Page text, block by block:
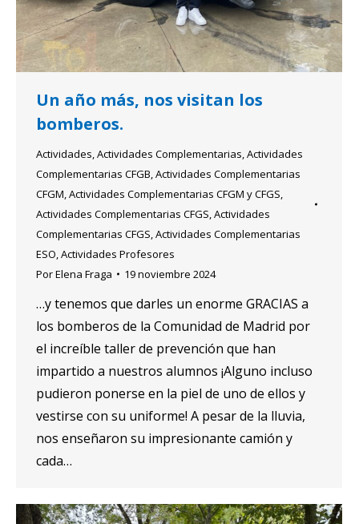
Un año más, nos visitan los
bomberos.
Actividades,Actividades Complementarias,Actividades
Complementarias CFGB,Actividades Complementarias
CFGM,Actividades Complementarias CFGM y CFGS,
Actividades Complementarias CFGS,Actividades
Complementarias CFGS,Actividades Complementarias
ESO,Actividades Profesores
PorElena Fraga 19 noviembre 2024
…y tenemos que darles un enorme GRACIAS a
los bomberos de la Comunidad de Madrid por
el increíble taller de prevención que han
impartido a nuestros alumnos ¡Alguno incluso
pudieron ponerse en la piel de uno de ellos y
vestirse con su uniforme! A pesar de la lluvia,
nos enseñaron su impresionante camión y
cada…